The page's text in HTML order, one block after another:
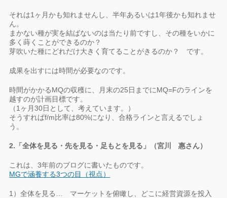
それは1ヶ月かも知れませんし、半年あるいは1年後かも知れませ
ん。
まかない種が実を結ばないのは当たり前ですし、その種をいかに
多く蒔くことができるのか？
芽吹いた種にどれだけ大きく育てることがきるのか？ です。
成果を出すには時間が必要なのです。
時間がかかるMQの収穫に、月末の25日までにMQ=Fのラインを
越すのが計画目標です。
（1ヶ月30日として、考えています。）
そうすればf/m比率は80%になり、合格ラインと言えるでしょ
う。
2.「全体を見る・先を見る・足もとを見る」（宮川 惠さん）
これは、3年前のブログに書いたものです。
MGで涵養する3つの目（視点）
1）全体を見る… マーケットを俯瞰し、どこに経営資源を投入